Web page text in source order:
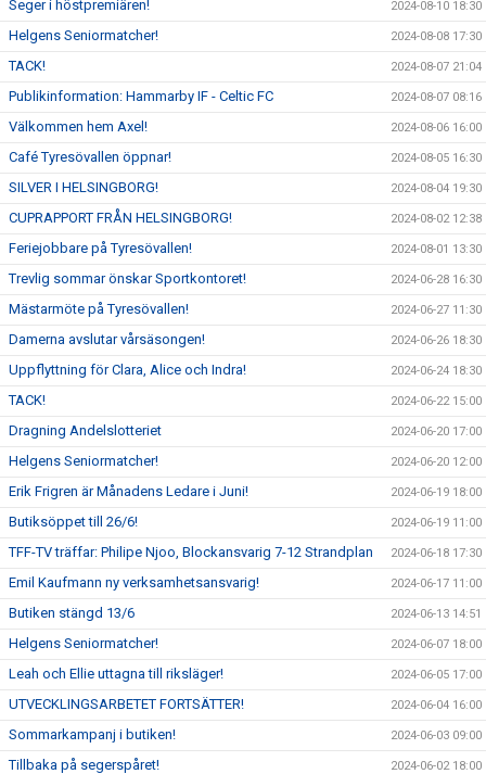
Seger i höstpremiären! 2024-08-10 18:30
Helgens Seniormatcher! 2024-08-08 17:30
TACK! 2024-08-07 21:04
Publikinformation: Hammarby IF - Celtic FC 2024-08-07 08:16
Välkommen hem Axel! 2024-08-06 16:00
Café Tyresövallen öppnar! 2024-08-05 16:30
SILVER I HELSINGBORG! 2024-08-04 19:30
CUPRAPPORT FRÅN HELSINGBORG! 2024-08-02 12:38
Feriejobbare på Tyresövallen! 2024-08-01 13:30
Trevlig sommar önskar Sportkontoret! 2024-06-28 16:30
Mästarmöte på Tyresövallen! 2024-06-27 11:30
Damerna avslutar vårsäsongen! 2024-06-26 18:30
Uppflyttning för Clara, Alice och Indra! 2024-06-24 18:30
TACK! 2024-06-22 15:00
Dragning Andelslotteriet 2024-06-20 17:00
Helgens Seniormatcher! 2024-06-20 12:00
Erik Frigren är Månadens Ledare i Juni! 2024-06-19 18:00
Butiksöppet till 26/6! 2024-06-19 11:00
TFF-TV träffar: Philipe Njoo, Blockansvarig 7-12 Strandplan 2024-06-18 17:30
Emil Kaufmann ny verksamhetsansvarig! 2024-06-17 11:00
Butiken stängd 13/6 2024-06-13 14:51
Helgens Seniormatcher! 2024-06-07 18:00
Leah och Ellie uttagna till riksläger! 2024-06-05 17:00
UTVECKLINGSARBETET FORTSÄTTER! 2024-06-04 16:00
Sommarkampanj i butiken! 2024-06-03 09:00
Tillbaka på segerspåret! 2024-06-02 18:00